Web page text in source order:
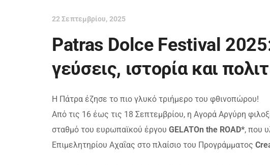
22 Σεπτεμβρίου, 2025
Patras Dolce Festival
γεύσεις, ιστορία και
Η Πάτρα έζησε το πιο γλυκό τριήμερο του φθινοπώρου!
Από τις 16 έως τις 18 Σεπτεμβρίου, η Αγορά Αργύρη
σταθμό του ευρωπαϊκού έργου GELATOn the ROAD*, που
Επιμελητηρίου Αχαΐας στο πλαίσιο του Προγράμματος